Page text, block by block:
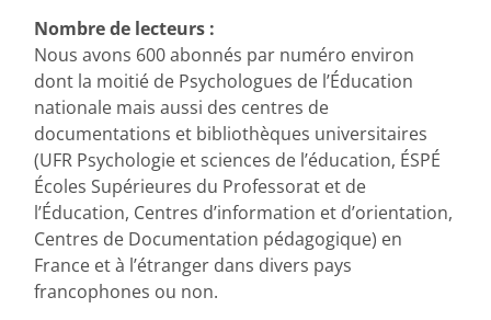
Nombre de lecteurs :
Nous avons 600 abonnés par numéro environ
dont la moitié de Psychologues de l’Éducation
nationale mais aussi des centres de
documentations et bibliothèques universitaires
(UFR Psychologie et sciences de l’éducation, ÉSPÉ
Écoles Supérieures du Professorat et de
l’Éducation, Centres d’information et d’orientation,
Centres de Documentation pédagogique) en
France et à l’étranger dans divers pays
francophones ou non.